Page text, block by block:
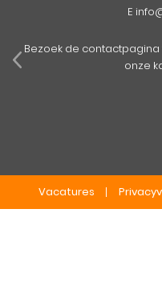
E
Bezoek de
onze
Vacatures